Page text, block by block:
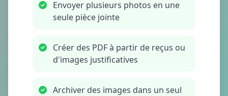
Envoyer plusieurs photos en une
seule pièce jointe
Créer des PDF à partir de reçus ou
d'images justificatives
Archiver des images dans un seul